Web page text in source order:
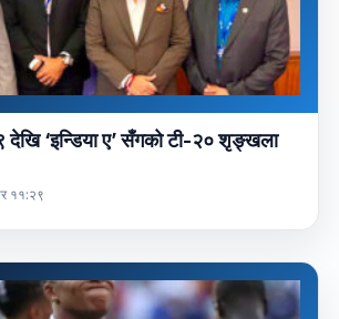
देखि ‘इन्डिया ए’ सँगको टी-२० शृङ्खला
११:२९